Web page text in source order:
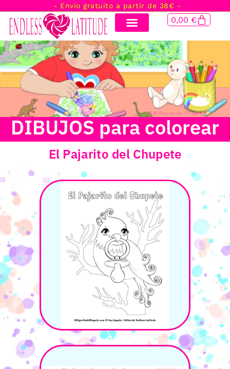
- Envío gratuito a partir de 38€ -
0,00 €
DIBUJOS para colorear
El Pajarito del Chupete